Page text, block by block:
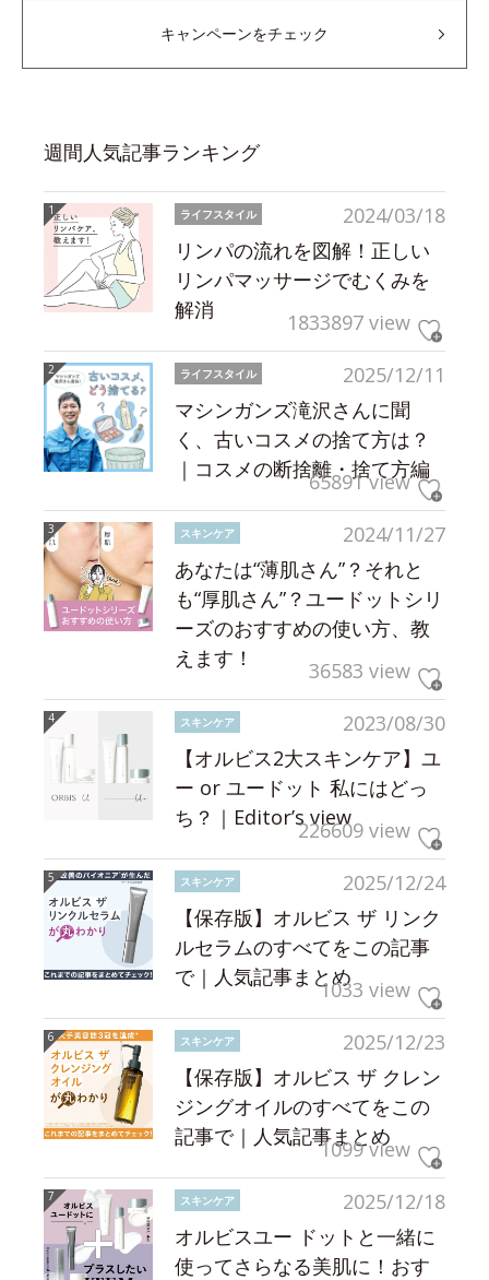
キャンペーンをチェック
週間人気記事ランキング
2024/03/18
ライフスタイル
リンパの流れを図解！正しい
リンパマッサージでむくみを
解消
1833897 view
2025/12/11
ライフスタイル
マシンガンズ滝沢さんに聞
く、古いコスメの捨て方は？
｜コスメの断捨離・捨て方編
65891 view
2024/11/27
スキンケア
あなたは“薄肌さん”？それと
も“厚肌さん”？ユードットシリ
ーズのおすすめの使い方、教
えます！
36583 view
2023/08/30
スキンケア
【オルビス2大スキンケア】ユ
ー or ユードット 私にはどっ
ち？｜Editor’s view226609 view
2025/12/24
スキンケア
【保存版】オルビス ザ リンク
ルセラムのすべてをこの記事
で｜人気記事まとめ1033 view
2025/12/23
スキンケア
【保存版】オルビス ザ クレン
ジングオイルのすべてをこの
記事で｜人気記事まとめ
1099 view
2025/12/18
スキンケア
オルビスユー ドットと一緒に
使ってさらなる美肌に！おす